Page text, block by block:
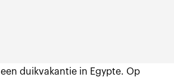
duikvakantie in Egypte. Op